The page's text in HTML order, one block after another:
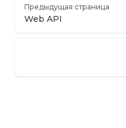
Предыдущая страница
Web API